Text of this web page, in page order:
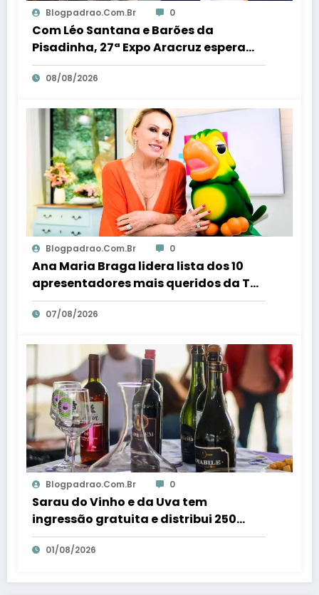
Blogpadrao.com.br 0
Com Léo Santana e Barões da
Pisadinha, 27ª Expo Aracruz espera
receber 80 milénio visitantes por dia –
Em Dia ES
08/08/2026
Blogpadrao.com.br 0
Ana Maria Braga lidera lista dos 10
apresentadores mais queridos da TV;
veja ranking – Em Dia ES
07/08/2026
Blogpadrao.com.br 0
Sarau do Vinho e da Uva tem
ingressão gratuita e distribui 250
litros de suco em Santa Teresa – Em
Dia ES
01/08/2026